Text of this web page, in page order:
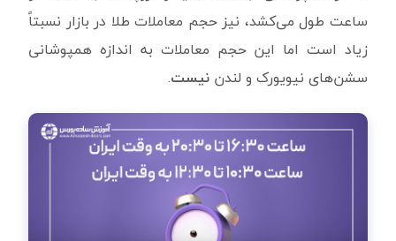
ساعت طول می‌کشد، نیز حجم معاملات طلا در بازار نسبتاً
زیاد است اما این حجم معاملات به ‌اندازه همپوشانی
سشن‌های نیویورک و لندن نیست.